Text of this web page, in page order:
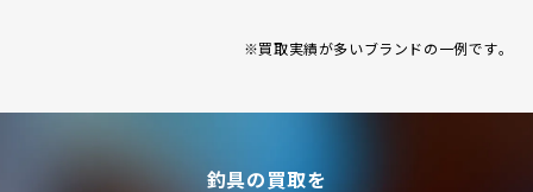
※買取実績が多いブランドの一例です｡
釣具の買取を